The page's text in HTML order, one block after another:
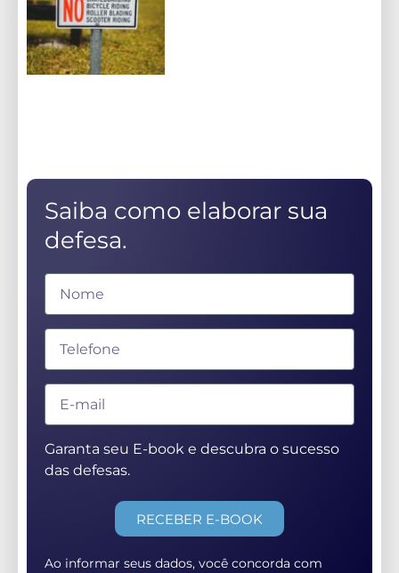
Saiba como elaborar sua
defesa.
Garanta seu E-book e descubra o sucesso
das defesas.
RECEBER E-BOOK
Ao informar seus dados, você concorda com